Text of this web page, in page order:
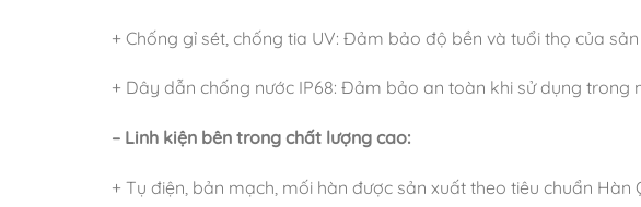
+ Chống gỉ sét, chống tia UV: Đảm bảo độ bền và tuổi thọ của
+ Dây dẫn chống nước IP68: Đảm bảo an toàn khi sử dụng trong
– Linh kiện bên trong chất lượng cao:
+ Tụ điện, bản mạch, mối hàn được sản xuất theo tiêu chuẩn